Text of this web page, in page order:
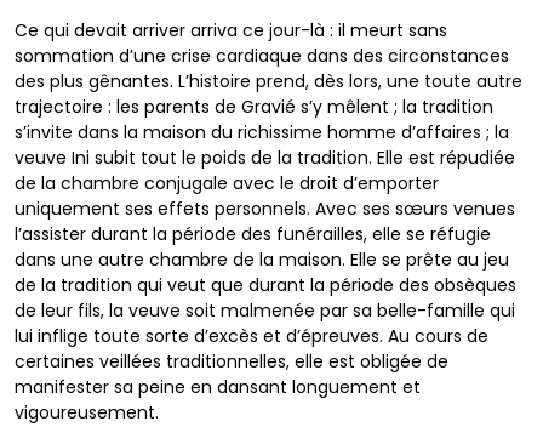
Ce qui devait arriver arriva ce jour-là : il meurt sans
sommation d’une crise cardiaque dans des circonstances
des plus gênantes. L’histoire prend, dès lors, une toute autre
trajectoire : les parents de Gravié s’y mêlent ; la tradition
s’invite dans la maison du richissime homme d’affaires ; la
veuve Ini subit tout le poids de la tradition. Elle est répudiée
de la chambre conjugale avec le droit d’emporter
uniquement ses effets personnels. Avec ses sœurs venues
l’assister durant la période des funérailles, elle se réfugie
dans une autre chambre de la maison. Elle se prête au jeu
de la tradition qui veut que durant la période des obsèques
de leur fils, la veuve soit malmenée par sa belle-famille qui
lui inflige toute sorte d’excès et d’épreuves. Au cours de
certaines veillées traditionnelles, elle est obligée de
manifester sa peine en dansant longuement et
vigoureusement.